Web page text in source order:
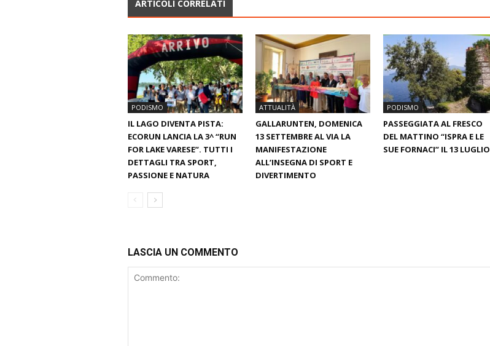
ARTICOLI CORRELATI
PODISMO
IL LAGO DIVENTA PISTA:
ECORUN LANCIA LA 3^ “RUN
FOR LAKE VARESE”. TUTTI I
DETTAGLI TRA SPORT,
PASSIONE E NATURA
ATTUALITÀ
GALLARUNTEN, DOMENICA
13 SETTEMBRE AL VIA LA
MANIFESTAZIONE
ALL’INSEGNA DI SPORT E
DIVERTIMENTO
PODISMO
PASSEGGIATA AL FRESCO
DEL MATTINO “ISPRA E LE
SUE FORNACI” IL 13 LUGLIO
LASCIA UN COMMENTO